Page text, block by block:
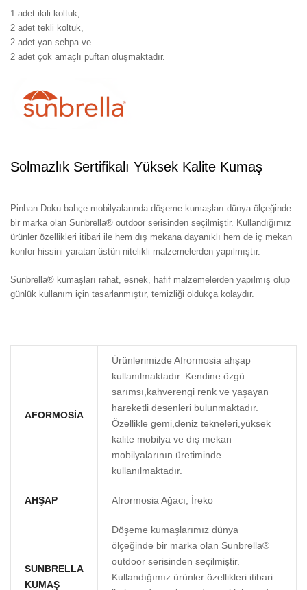
1 adet ikili koltuk,
2 adet tekli koltuk,
2 adet yan sehpa ve
2 adet çok amaçlı puftan oluşmaktadır.
Solmazlık Sertifikalı Yüksek Kalite Kumaş
Pinhan Doku bahçe mobilyalarında döşeme kumaşları dünya ölçeğinde
bir marka olan Sunbrella® outdoor serisinden seçilmiştir. Kullandığımız
ürünler özellikleri itibari ile hem dış mekana dayanıklı hem de iç mekan
konfor hissini yaratan üstün nitelikli malzemelerden yapılmıştır.
Sunbrella® kumaşları rahat, esnek, hafif malzemelerden yapılmış olup
günlük kullanım için tasarlanmıştır, temizliği oldukça kolaydır.
AFORMOSIA
Ürünlerimizde Afrormosia ahşap
kullanılmaktadır. Kendine özgü
sarımsı,kahverengi renk ve yaşayan
hareketli desenleri bulunmaktadır.
Özellikle gemi,deniz tekneleri,yüksek
kalite mobilya ve dış mekan
mobilyalarının üretiminde
kullanılmaktadır.
AHŞAP Afrormosia Ağacı, İreko
SUNBRELLA
KUMAŞ
Döşeme kumaşlarımız dünya
ölçeğinde bir marka olan Sunbrella®
outdoor serisinden seçilmiştir.
Kullandığımız ürünler özellikleri itibari